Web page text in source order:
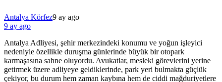
Antalya Körfez9 ay ago
9 ay ago
Antalya Adliyesi, şehir merkezindeki konumu ve yoğun işleyici
nedeniyle özellikle duruşma günlerinde büyük bir otopark
karmaşasına sahne oluyordu. Avukatlar, mesleki görevlerini yerine
getirmek üzere adliyeye geldiklerinde, park yeri bulmakta güçlük
çekiyor, bu durum hem zaman kaybına hem de ciddi mağduriyetlere